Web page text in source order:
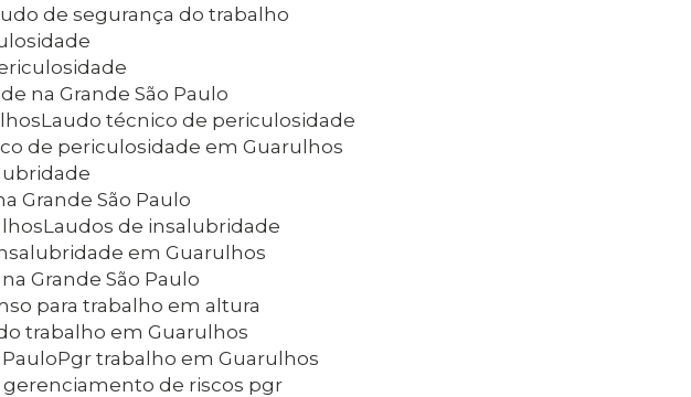
de segurança do trabalho
na Grande São Paulo
Laudo técnico de periculosidade
de periculosidade em Guarulhos
Grande São Paulo
Laudos de insalubridade
em Guarulhos
Grande São Paulo
para trabalho em altura
trabalho em Guarulhos
Paulo
Pgr trabalho em Guarulhos
gerenciamento de riscos pgr